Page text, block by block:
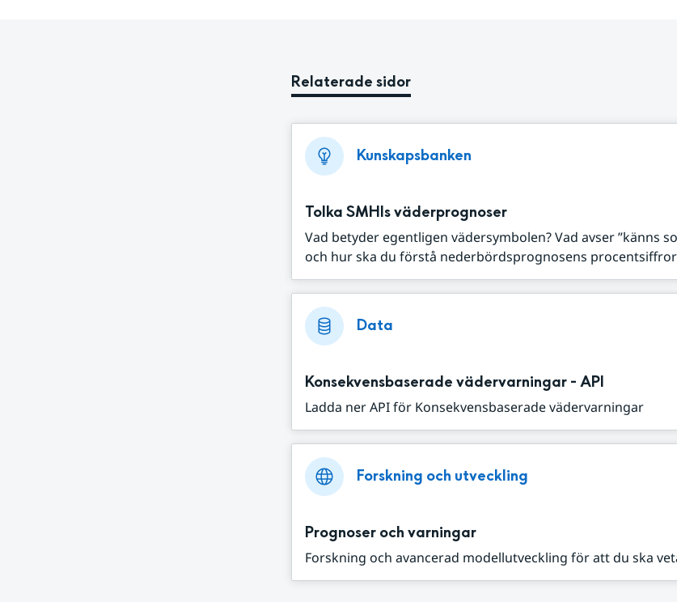
Relaterade sidor
Kunskapsbanken
Tolka SMHIs väderprognoser
Vad betyder egentligen vädersymbolen? Vad avser ”känns
och hur ska du förstå nederbördsprognosens
Data
Konsekvensbaserade vädervarningar - API
Ladda ner API för Konsekvensbaserade vädervarningar
Forskning och utveckling
Prognoser och varningar
Forskning och avancerad modellutveckling för att du ska